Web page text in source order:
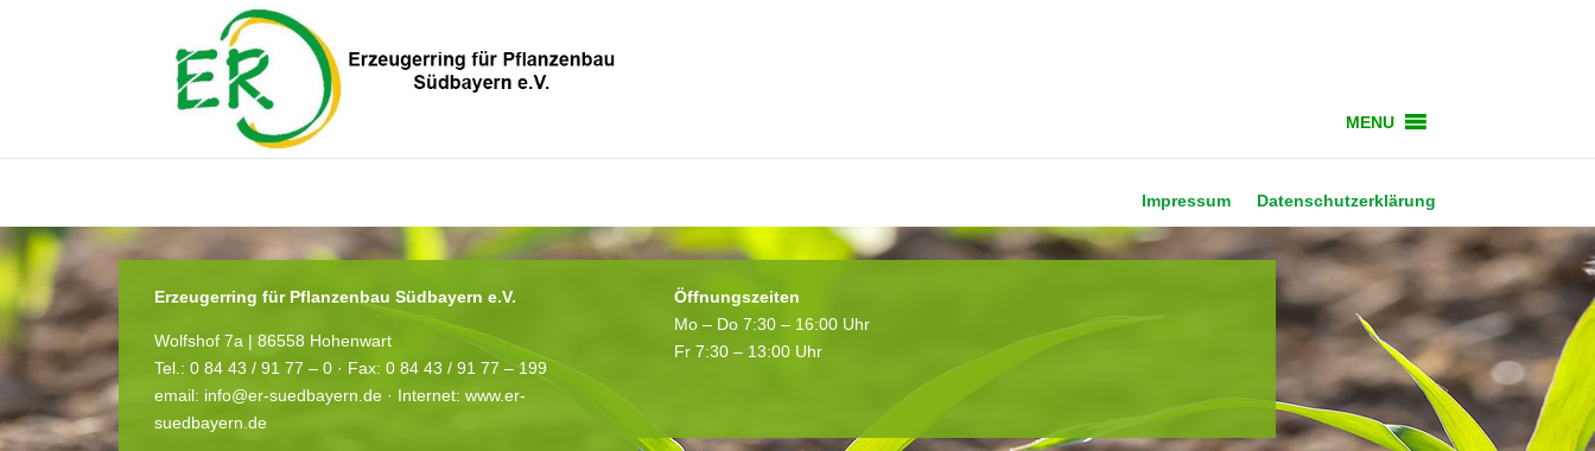
MENU
You need to be logged in to view this content. Bitte
Impressum Datenschutzerklärung
Erzeugerring für Pflanzenbau Südbayern e.V.
Wolfshof 7a | 86558 Hohenwart
Tel.: 0 84 43 / 91 77 – 0 · Fax: 0 84 43 / 91 77 – 199
email: info@er-suedbayern.de · Internet: www.er-
suedbayern.de
Öffnungszeiten
Mo – Do 7:30 – 16:00 Uhr
Fr 7:30 – 13:00 Uhr